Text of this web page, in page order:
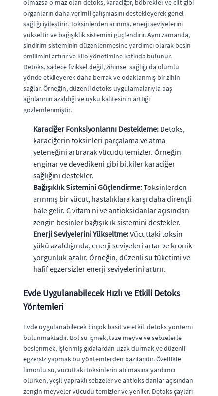
olmazsa olmaz olan detoks, karaciğer, böbrekler ve cilt gibi
organların daha verimli çalışmasını destekleyerek genel
sağlığı iyileştirir. Toksinlerden arınma, enerji seviyelerini
yükseltir ve bağışıklık sistemini güçlendirir. Aynı zamanda,
sindirim sisteminin düzenlenmesine yardımcı olarak besin
emilimini artırır ve kilo yönetimine katkıda bulunur.
Detoks, sadece fiziksel değil, zihinsel sağlığı da olumlu
yönde etkileyerek daha berrak ve odaklanmış bir zihin
sağlar. Örneğin, düzenli detoks uygulamalarıyla baş
ağrılarının azaldığı ve uyku kalitesinin arttığı
gözlemlenmiştir.
Karaciğer Fonksiyonlarını Destekleme: Detoks,
karaciğerin toksinleri parçalama ve atma
yeteneğini artırarak vücudu temizler. Örneğin,
enginar ve devedikeni gibi bitkiler karaciğer
sağlığını destekler.
Bağışıklık Sistemini Güçlendirme:Toksinlerden
arınmış bir vücut, hastalıklara karşı daha dirençli
hale gelir. C vitamini ve antioksidanlar açısından
zengin besinler bağışıklık sistemini destekler.
Enerji Seviyelerini Yükseltme:Vücuttaki toksin
yükü azaldığında, enerji seviyeleri artar ve kronik
yorgunluk azalır. Örneğin, düzenli su tüketimi ve
hafif egzersizler enerji seviyelerini artırır.
Evde Uygulanabilecek Hızlı ve Etkili Detoks
Yöntemleri
Evde uygulanabilecek birçok basit ve etkili detoks yöntemi
bulunmaktadır. Bol su içmek, taze meyve ve sebzelerle
beslenmek, işlenmiş gıdalardan uzak durmak ve düzenli
egzersiz yapmak bu yöntemlerden bazılarıdır. Özellikle
limonlu su, vücuttaki toksinlerin atılmasına yardımcı
olurken, yeşil yapraklı sebzeler ve antioksidanlar açısından
zengin meyveler vücudu temizler ve yeniler. Detoks çayları